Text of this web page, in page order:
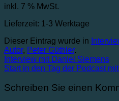
inkl. 7 % MwSt.
Lieferzeit: 1-3 Werktage
Dieser Eintrag wurde in
Autor, Peter Güthler.
Interview mit Daniel Siemens
Start in den Tag der Podcast
Schreiben Sie einen